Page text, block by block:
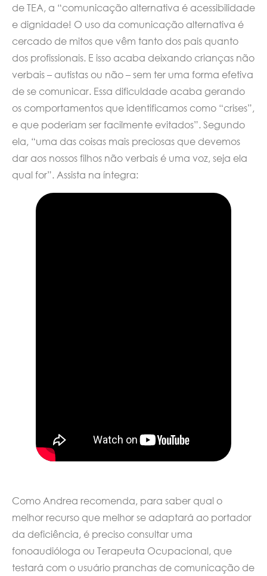
de TEA, a “comunicação alternativa é acessibilidade
e dignidade! O uso da comunicação alternativa é
cercado de mitos que vêm tanto dos pais quanto
dos profissionais. E isso acaba deixando crianças não
verbais – autistas ou não – sem ter uma forma efetiva
de se comunicar. Essa dificuldade acaba gerando
os comportamentos que identificamos como “crises”,
e que poderiam ser facilmente evitados”. Segundo
ela, “uma das coisas mais preciosas que devemos
dar aos nossos filhos não verbais é uma voz, seja ela
qual for”. Assista na íntegra:
Como Andrea recomenda, para saber qual o
melhor recurso que melhor se adaptará ao portador
da deficiência, é preciso consultar uma
fonoaudióloga ou Terapeuta Ocupacional, que
testará com o usuário pranchas de comunicação de